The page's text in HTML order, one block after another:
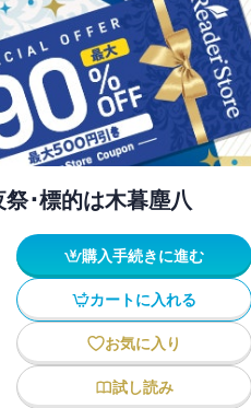
･標的は木暮塵八
購入手続きに進む
カートに入れる
お気に入り
試し読み